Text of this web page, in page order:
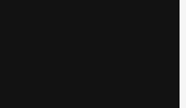
ночей все включено, отдых на
и горнолыжных туров.
сайт Тур Сейл